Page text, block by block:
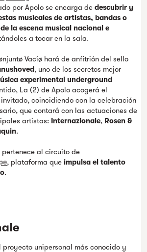
por Apolo se encarga de descubrir y
musicales de artistas, bandas o
la escena musical nacional e
a tocar en la sala.
Vacíø hará de anfitrión del sello
, uno de los secretos mejor
experimental underground
La (2) de Apolo acogerá el
coincidiendo con la celebración
que contará con las actuaciones de
artistas: Internazionale, Rosen &
.
pertenece al circuito de
, plataforma que impulsa el talento
.
proyecto unipersonal más conocido y